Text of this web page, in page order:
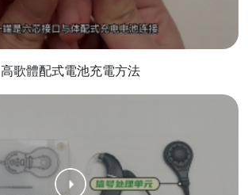
高歌體配式電池充電方法